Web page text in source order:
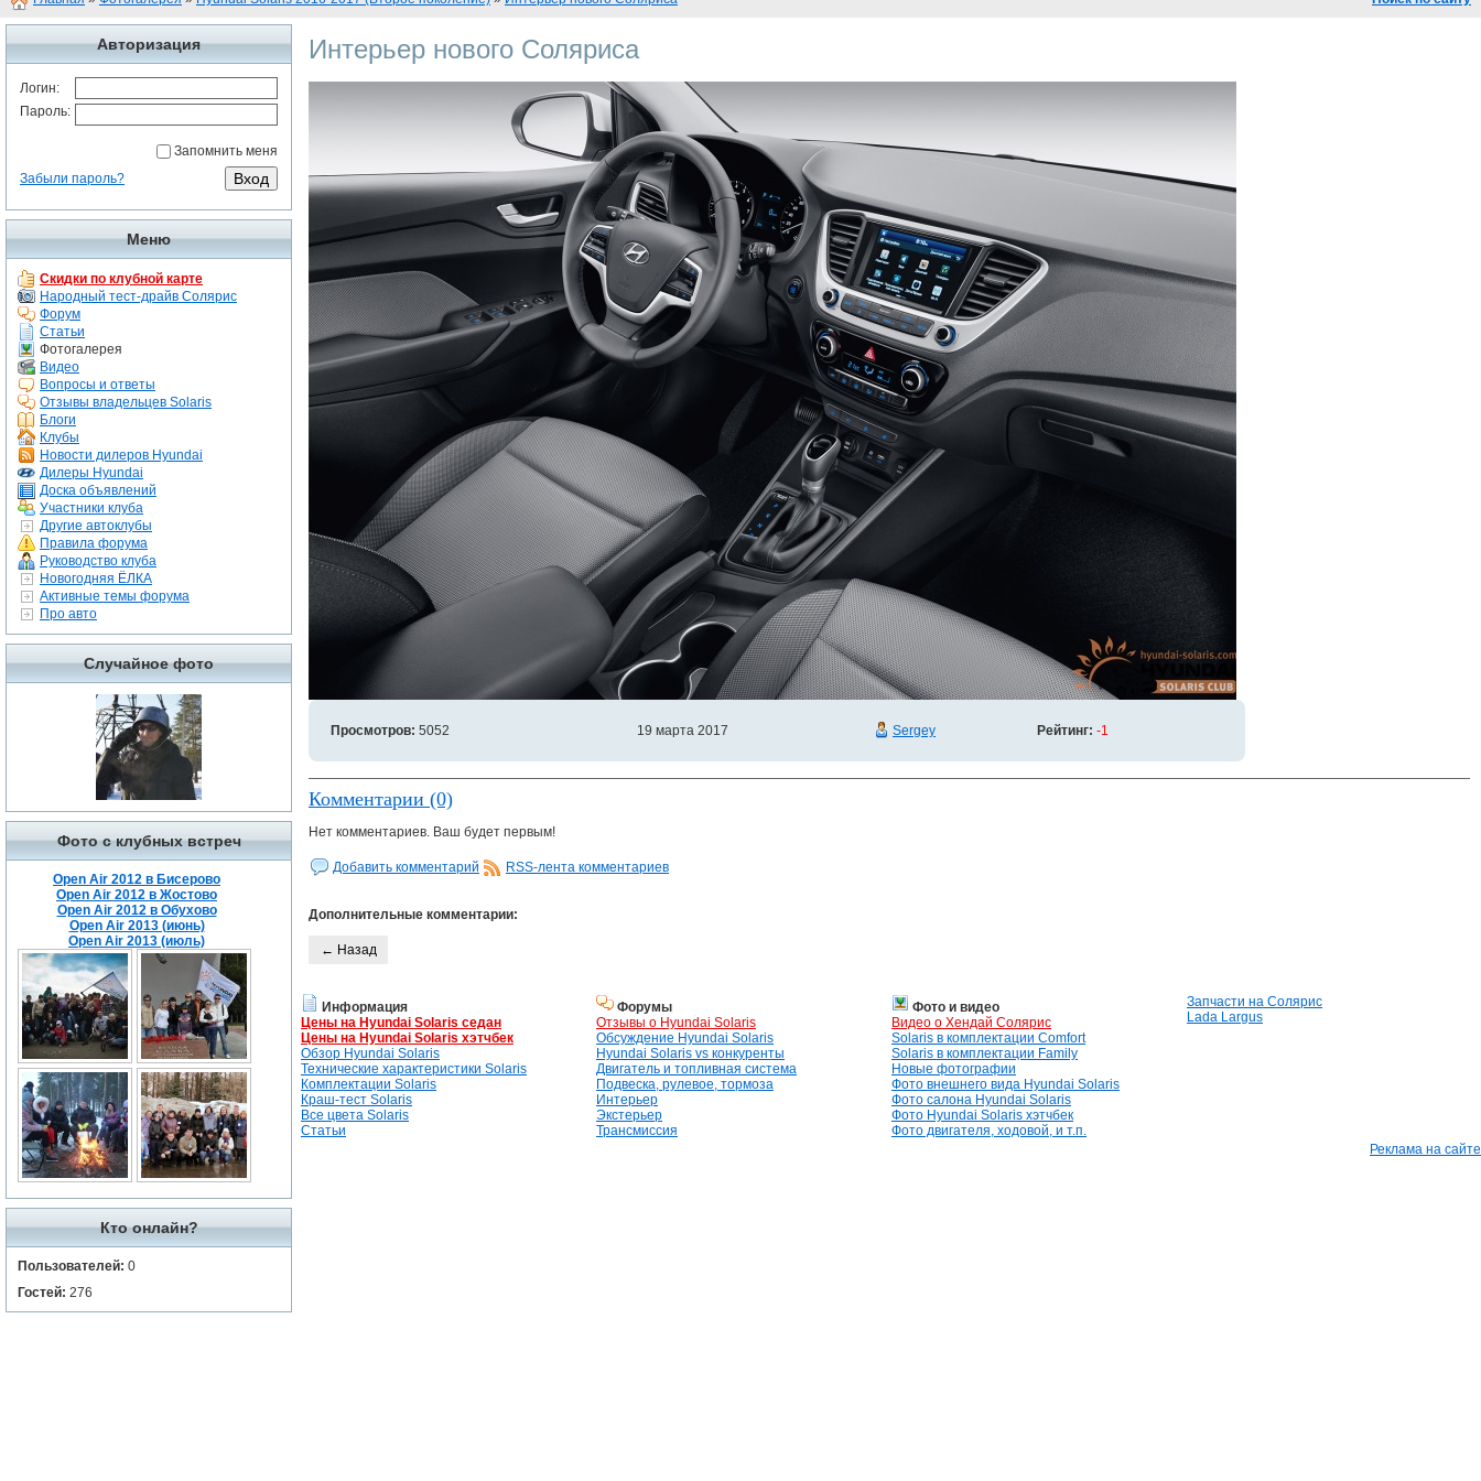
Авторизация
Логин:
Пароль:
Запомнить меня
Забыли пароль?
Меню
Скидки по клубной карте
Народный тест-драйв Солярис
Форум
Статьи
Фотогалерея
Видео
Вопросы и ответы
Отзывы владельцев Solaris
Блоги
Клубы
Новости дилеров Hyundai
Дилеры Hyundai
Доска объявлений
Участники клуба
Другие автоклубы
Правила форума
Руководство клуба
Новогодняя ЁЛКА
Активные темы форума
Про авто
Случайное фото
Фото с клубных встреч
Open Air 2012 в Бисерово
Open Air 2012 в Жостово
Open Air 2012 в Обухово
Open Air 2013 (июнь)
Open Air 2013 (июль)
Кто онлайн?
Пользователей: 0
Гостей: 276
Интерьер нового Соляриса
Просмотров: 5052 19 марта 2017 Sergey Рейтинг: -1
Комментарии (0)
Нет комментариев. Ваш будет первым!
Добавить комментарий RSS-лента комментариев
Дополнительные комментарии:
← Назад
Информация
Цены на Hyundai Solaris седан
Цены на Hyundai Solaris хэтчбек
Обзор Hyundai Solaris
Технические характеристики Solaris
Комплектации Solaris
Краш-тест Solaris
Все цвета Solaris
Статьи
Форумы
Отзывы о Hyundai Solaris
Обсуждение Hyundai Solaris
Hyundai Solaris vs конкуренты
Двигатель и топливная система
Подвеска, рулевое, тормоза
Интерьер
Экстерьер
Трансмиссия
Фото и видео
Видео о Хендай Солярис
Solaris в комплектации Comfort
Solaris в комплектации Family
Новые фотографии
Фото внешнего вида Hyundai Solaris
Фото салона Hyundai Solaris
Фото Hyundai Solaris хэтчбек
Фото двигателя, ходовой, и т.п.
Запчасти на Солярис
Lada Largus
Реклама на сайте